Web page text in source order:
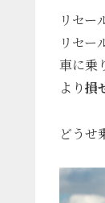
リセー
リセー
車に乗
より損
どうせ